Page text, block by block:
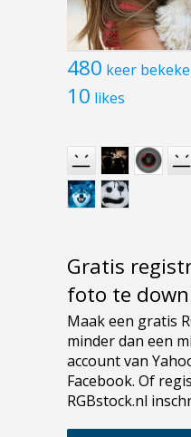
480 keer
10 likes
Gratis
foto te